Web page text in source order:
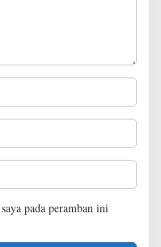
pada peramban ini